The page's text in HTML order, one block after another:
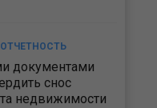
ОТЧЕТНОСТЬ
документами
снос
недвижимости